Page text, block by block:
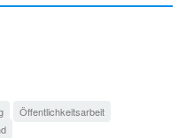
Öffentlichkeitsarbeit